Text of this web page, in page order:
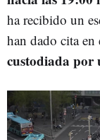
ha recibido un
han dado cita
custodiada por